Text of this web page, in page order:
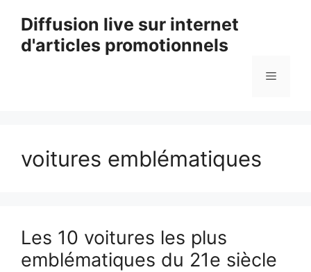
contenu
Diffusion live sur internet
d'articles promotionnels
Menu
voitures emblématiques
Les 10 voitures les plus
emblématiques du 21e siècle